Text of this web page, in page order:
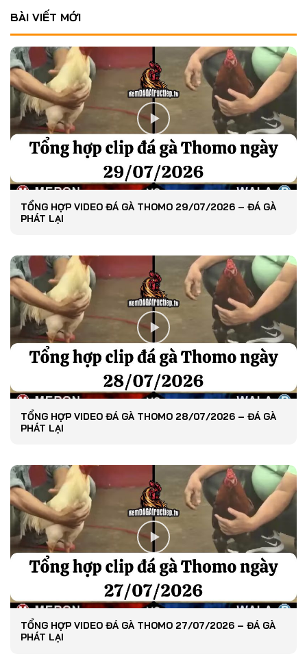
BÀI VIẾT MỚI
TỔNG HỢP VIDEO ĐÁ GÀ THOMO 29/07/2026 – ĐÁ GÀ
PHÁT LẠI
TỔNG HỢP VIDEO ĐÁ GÀ THOMO 28/07/2026 – ĐÁ GÀ
PHÁT LẠI
TỔNG HỢP VIDEO ĐÁ GÀ THOMO 27/07/2026 – ĐÁ GÀ
PHÁT LẠI